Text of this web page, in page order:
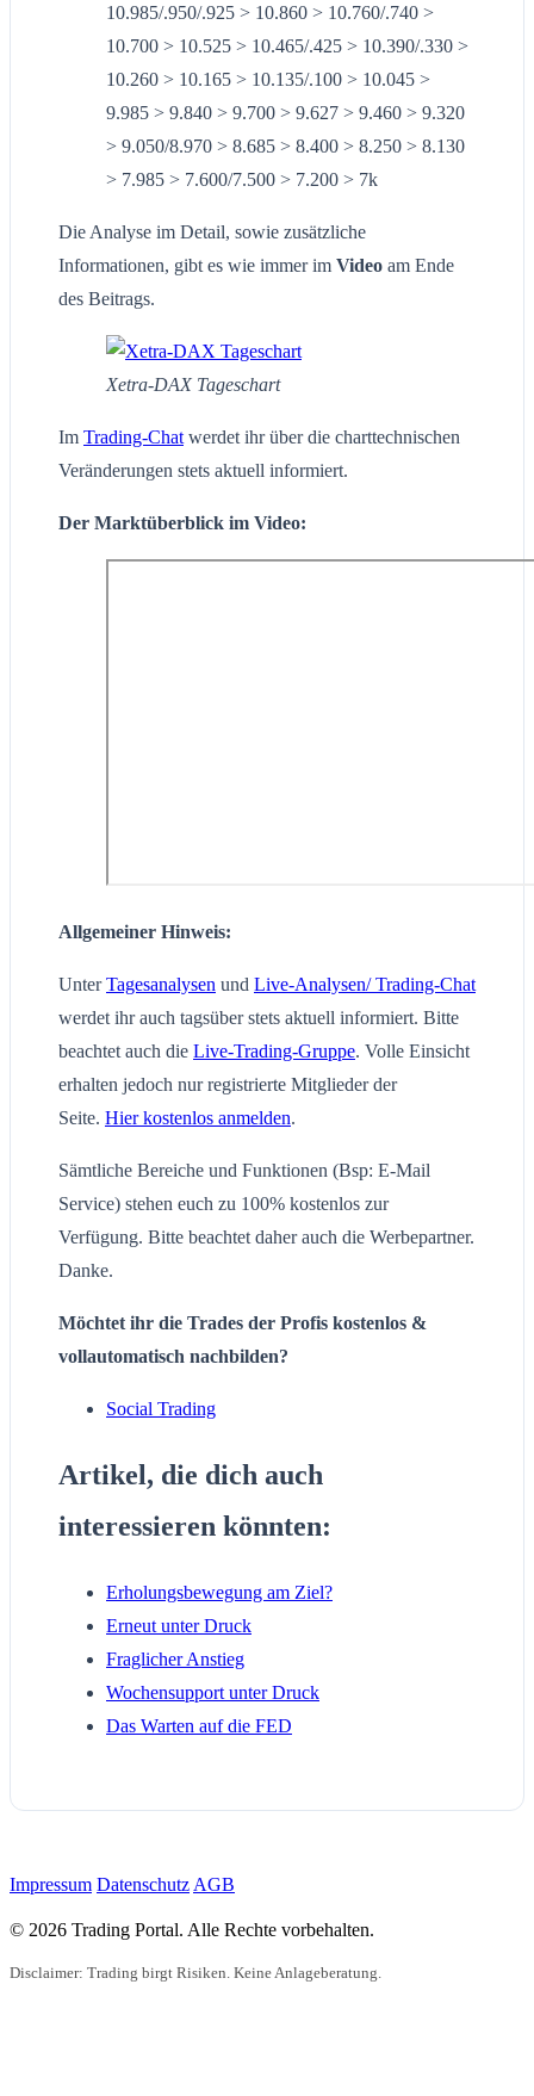
10.985/.950/.925 > 10.860 > 10.760/.740 >
10.700 > 10.525 > 10.465/.425 > 10.390/.330 >
10.260 > 10.165 > 10.135/.100 > 10.045 >
9.985 > 9.840 > 9.700 > 9.627 > 9.460 > 9.320
> 9.050/8.970 > 8.685 > 8.400 > 8.250 > 8.130
> 7.985 > 7.600/7.500 > 7.200 > 7k
Die Analyse im Detail, sowie zusätzliche
Informationen, gibt es wie immer im Video am Ende
des Beitrags.
Xetra-DAX Tageschart
Im Trading-Chat werdet ihr über die charttechnischen
Veränderungen stets aktuell informiert.
Der Marktüberblick im Video:
Allgemeiner Hinweis:
UnterTagesanalysen und Live-Analysen/ Trading-Chat
werdet ihr auch tagsüber stets aktuell informiert. Bitte
beachtet auch die Live-Trading-Gruppe. Volle Einsicht
erhalten jedoch nur registrierte Mitglieder der
Seite. Hier kostenlos anmelden.
Sämtliche Bereiche und Funktionen (Bsp: E-Mail
Service) stehen euch zu 100% kostenlos zur
Verfügung. Bitte beachtet daher auch die Werbepartner.
Danke.
Möchtet ihr die Trades der Profis kostenlos &
vollautomatisch nachbilden?
Social Trading
Artikel, die dich auch
interessieren könnten:
Erholungsbewegung am Ziel?
Erneut unter Druck
Fraglicher Anstieg
Wochensupport unter Druck
Das Warten auf die FED
Impressum Datenschutz AGB
© 2026 Trading Portal. Alle Rechte vorbehalten.
Disclaimer: Trading birgt Risiken. Keine Anlageberatung.